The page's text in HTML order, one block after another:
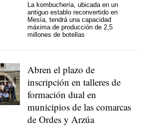
La kombuchería, ubicada en un
antiguo establo reconvertido en
Mesía, tendrá una capacidad
máxima de producción de 2,5
millones de botellas
Abren el plazo de
inscripción en talleres de
formación dual en
municipios de las comarcas
de Ordes y Arzúa